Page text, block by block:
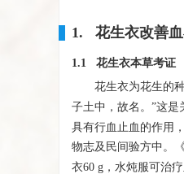
1. 花生衣改善
1.1 花生衣本草考证
花生衣为花生的
子土中，故名。”这是
具有行血止血的作用
物志及民间验方中。
衣60 g，水炖服可治